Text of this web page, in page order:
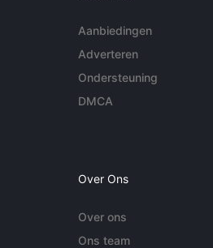
Aanbiedingen
Adverteren
Ondersteuning
DMCA
Over Ons
Over ons
Ons team